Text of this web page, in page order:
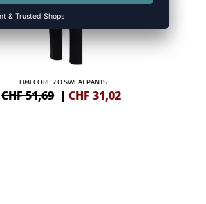
HMLCORE 2.0 SWEAT PANTS
CHF 51,69 |CHF 31,02